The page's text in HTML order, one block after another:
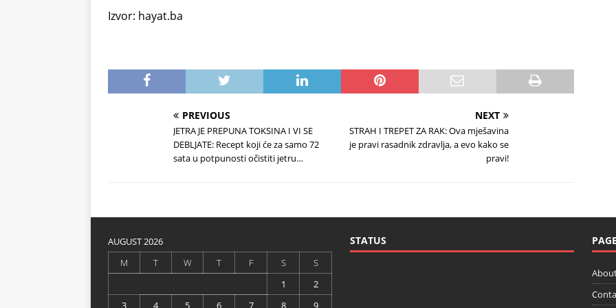
Izvor: hayat.ba
PREVIOUS
JETRA JE PREPUNA TOKSINA I VI SE
DEBLJATE: Recept koji će za samo 72
sata u potpunosti očistiti jetru…
NEXT
STRAH I TREPET ZA RAK: Ova mješavina
je pravi rasadnik zdravlja, a evo kako se
pravi!
AUGUST 2026
M
T W T F S
S
1
2
3
4 5 6 7 8 9
STATUS